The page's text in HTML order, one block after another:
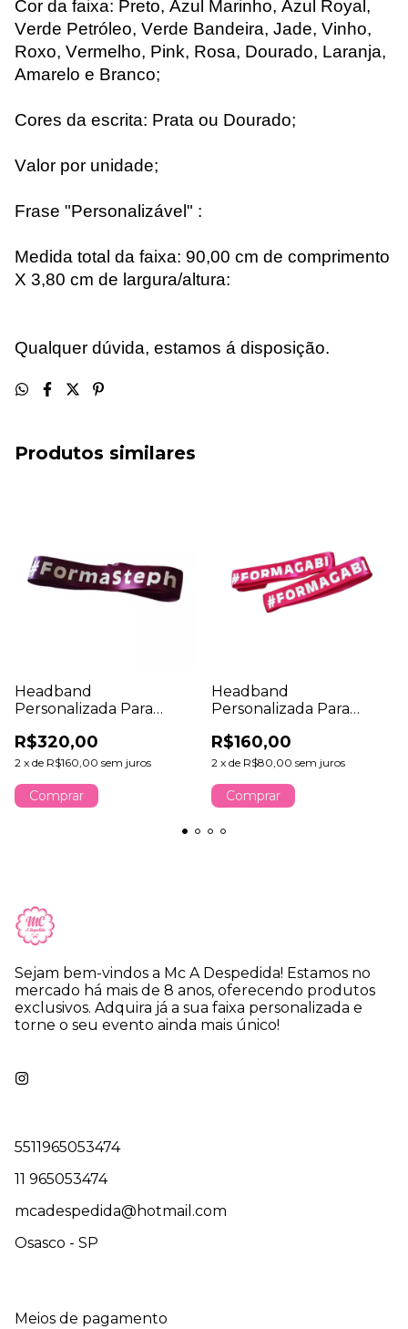
Cor da faixa: Preto, Azul Marinho, Azul Royal,
Verde Petróleo, Verde Bandeira, Jade, Vinho,
Roxo, Vermelho, Pink, Rosa, Dourado, Laranja,
Amarelo e Branco;
Cores da escrita: Prata ou Dourado;
Valor por unidade;
Frase "Personalizável " :
Medida total da faixa: 90,00 cm de comprimento
X 3,80 cm de largura/altura:
Qualquer dúvida, estamos á disposição.
Produtos similares
Headband
Personalizada Para
Kit com 40 Unidades
R$320,00
2 x de R$160,00 sem juros
Comprar
Headband
Personalizada Para
Kit com 20 Unidades
R$160,00
2 x de R$80,00 sem juros
Comprar
Sejam bem-vindos a Mc A Despedida! Estamos no
mercado há mais de 8 anos, oferecendo produtos
exclusivos. Adquira já a sua faixa personalizada e
torne o seu evento ainda mais único!
5511965053474
11 965053474
mcadespedida@hotmail.com
Osasco - SP
Meios de pagamento